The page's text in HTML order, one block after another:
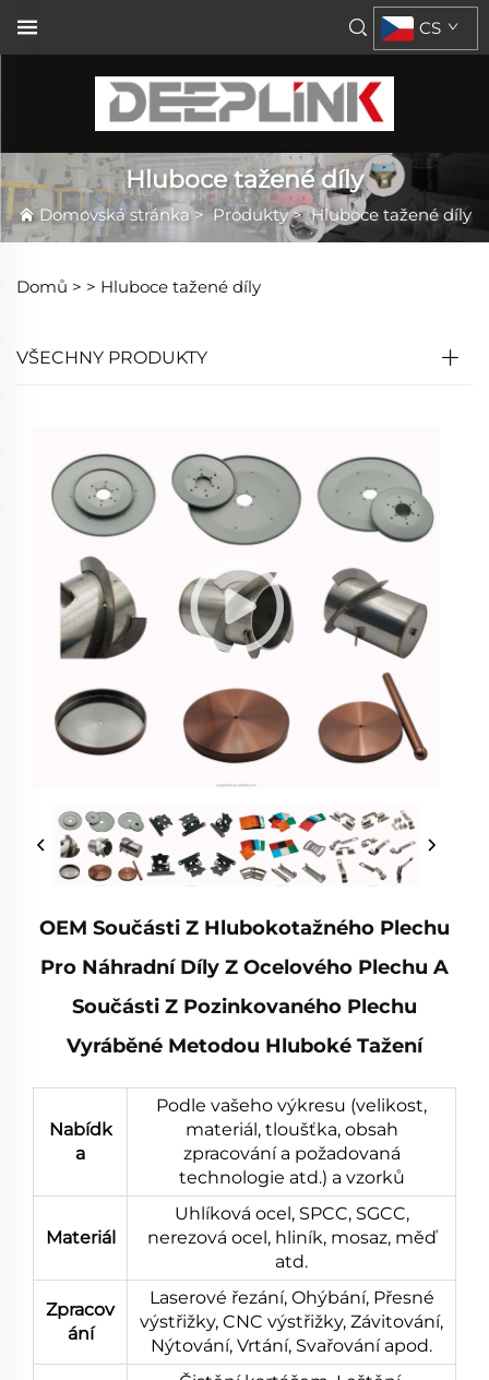
CS
Hluboce tažené díly
Domovská stránka>Produkty>Hluboce tažené díly
Domů > > Hluboce tažené díly
VŠECHNY PRODUKTY
OEM Součásti Z Hlubokotažného Plechu
Pro Náhradní Díly Z Ocelového Plechu A
Součásti Z Pozinkovaného Plechu
Vyráběné Metodou Hluboké Tažení
Nabídk
a
Podle vašeho výkresu (velikost,
materiál, tloušťka, obsah
zpracování a požadovaná
technologie atd.) a vzorků
Materiál
Uhlíková ocel, SPCC, SGCC,
nerezová ocel, hliník, mosaz, měď
atd.
Zpracov
ání
Laserové řezání, Ohýbání, Přesné
výstřižky, CNC výstřižky, Závitování,
Nýtování, Vrtání, Svařování apod.